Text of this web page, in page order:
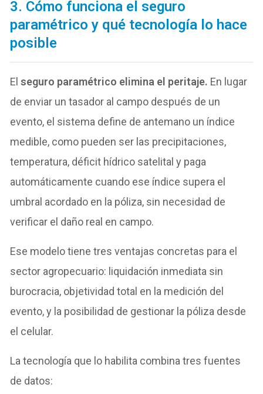
3. Cómo funciona el seguro
paramétrico y qué tecnología lo hace
posible
Elseguro paramétrico elimina el peritaje. En lugar
de enviar un tasador al campo después de un
evento, el sistema define de antemano un índice
medible, como pueden ser las precipitaciones,
temperatura, déficit hídrico satelital y paga
automáticamente cuando ese índice supera el
umbral acordado en la póliza, sin necesidad de
verificar el daño real en campo.
Ese modelo tiene tres ventajas concretas para el
sector agropecuario: liquidación inmediata sin
burocracia, objetividad total en la medición del
evento, y la posibilidad de gestionar la póliza desde
el celular.
La tecnología que lo habilita combina tres fuentes
de datos: